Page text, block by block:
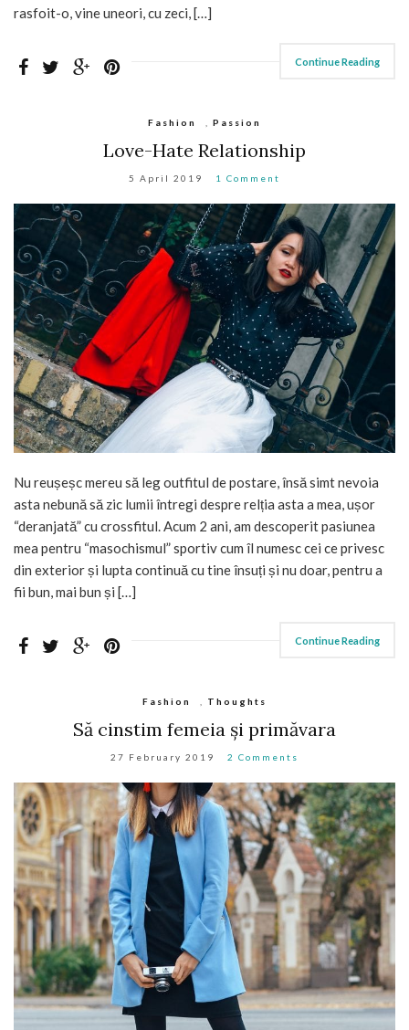
rasfoit-o, vine uneori, cu zeci, […]
Continue Reading
Fashion Passion
Love-Hate Relationship
5 April 2019 1 Comment
Nu reușeșc mereu să leg outfitul de postare, însă simt nevoia
asta nebună să zic lumii întregi despre relția asta a mea, ușor
“deranjată” cu crossfitul. Acum 2 ani, am descoperit pasiunea
mea pentru “masochismul” sportiv cum îl numesc cei ce privesc
din exterior și lupta continuă cu tine însuți și nu doar, pentru a
fii bun, mai bun și […]
Continue Reading
Fashion Thoughts
Să cinstim femeia și primăvara
27 February 2019 2 Comments